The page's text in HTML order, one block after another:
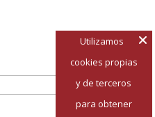
Utilizamos
cookies propias
y de terceros
para obtener